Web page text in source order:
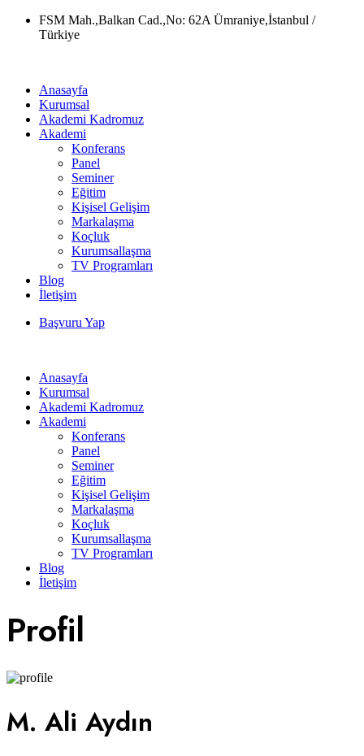
Skip
FSM Mah.,Balkan Cad.,No: 62A Ümraniye,İstanbul /
Türkiye
Anasayfa
Kurumsal
Akademi Kadromuz
Akademi
Konferans
Panel
Seminer
Eğitim
Kişisel Gelişim
Markalaşma
Koçluk
Kurumsallaşma
TV Programları
Blog
İletişim
Başvuru Yap
Anasayfa
Kurumsal
Akademi Kadromuz
Akademi
Konferans
Panel
Seminer
Eğitim
Kişisel Gelişim
Markalaşma
Koçluk
Kurumsallaşma
TV Programları
Blog
İletişim
Profil
M. Ali Aydın